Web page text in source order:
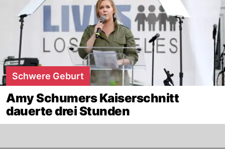
Schwere Geburt
Amy Schumers Kaiserschnitt
dauerte drei Stunden